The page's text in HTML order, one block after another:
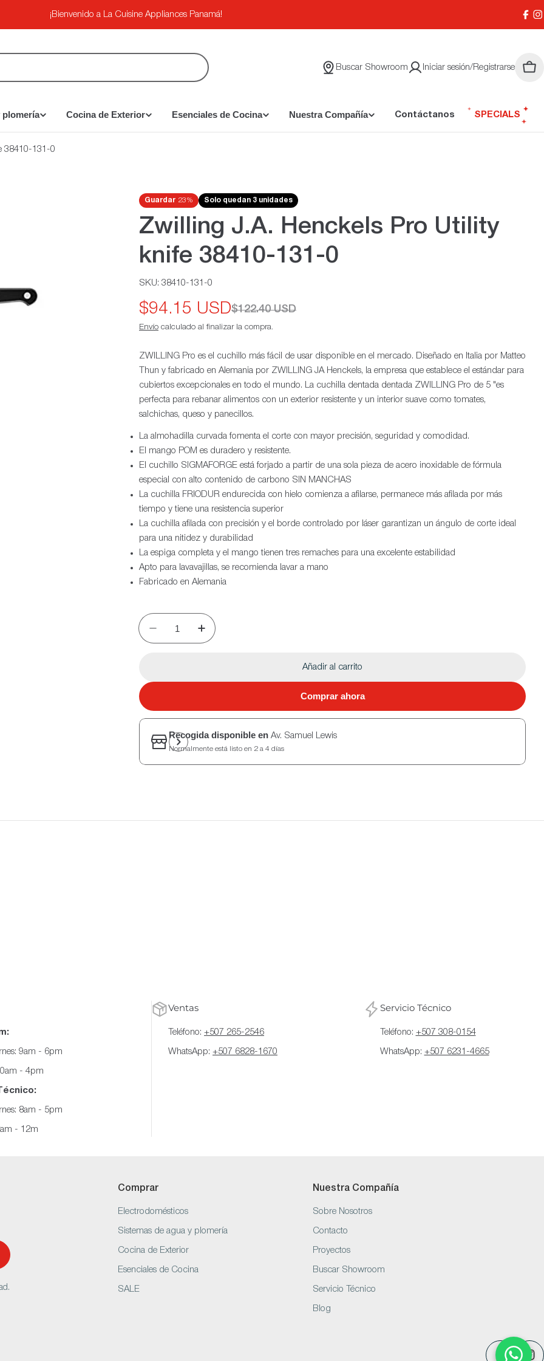
¡Bienvenido a La Cuisine Appliances Panamá!
Buscar Showroom Iniciar sesión/Registrarse
plomería Cocina de Exterior Esenciales de Cocina Nuestra Compañía Contáctanos SPECIALS
38410-131-0
Guardar 23% Solo quedan 3 unidades
Zwilling J.A. Henckels Pro Utility
knife 38410-131-0
SKU: 38410-131-0
Precio
de
oferta
$94.15 USD
Precio
habitual
$122.40 USD
Envío calculado al finalizar la compra.
ZWILLING Pro es el cuchillo más fácil de usar disponible en el mercado. Diseñado en Italia por Matteo
Thun y fabricado en Alemania por ZWILLING JA Henckels, la empresa que establece el estándar para
cubiertos excepcionales en todo el mundo. La cuchilla dentada dentada ZWILLING Pro de 5 "es
perfecta para rebanar alimentos con un exterior resistente y un interior suave como tomates,
salchichas, queso y panecillos.
La almohadilla curvada fomenta el corte con mayor precisión, seguridad y comodidad.
El mango POM es duradero y resistente.
El cuchillo SIGMAFORGE está forjado a partir de una sola pieza de acero inoxidable de fórmula
especial con alto contenido de carbono SIN MANCHAS
La cuchilla FRIODUR endurecida con hielo comienza a afilarse, permanece más afilada por más
tiempo y tiene una resistencia superior
La cuchilla afilada con precisión y el borde controlado por láser garantizan un ángulo de corte ideal
para una nitidez y durabilidad
La espiga completa y el mango tienen tres remaches para una excelente estabilidad
Apto para lavavajillas, se recomienda lavar a mano
Fabricado en Alemania
Añadir al carrito
Comprar ahora
Recogida disponible en Av. Samuel Lewis
Normalmente está listo en 2 a 4 días
9am - 6pm
- 4pm
8am - 5pm
- 12m
Ventas
Teléfono: +507 265-2546
WhatsApp: +507 6828-1670
Servicio Técnico
Teléfono: +507 308-0154
WhatsApp: +507 6231-4665
Comprar
Electrodomésticos
Sistemas de agua y plomería
Cocina de Exterior
Esenciales de Cocina
SALE
Nuestra Compañía
Sobre Nosotros
Contacto
Proyectos
Buscar Showroom
Servicio Técnico
Blog